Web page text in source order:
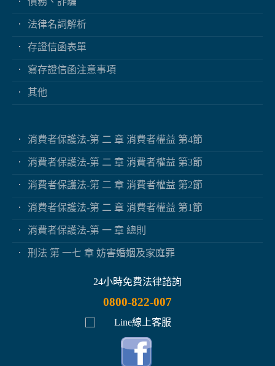
法律名詞解析
存證信函表單
寫存證信函注意事項
其他
消費者保護法-第 二 章 消費者權益 第4節
消費者保護法-第 二 章 消費者權益 第3節
消費者保護法-第 二 章 消費者權益 第2節
消費者保護法-第 二 章 消費者權益 第1節
消費者保護法-第 一 章 總則
刑法 第 一七 章 妨害婚姻及家庭罪
24小時免費法律諮詢
0800-822-007